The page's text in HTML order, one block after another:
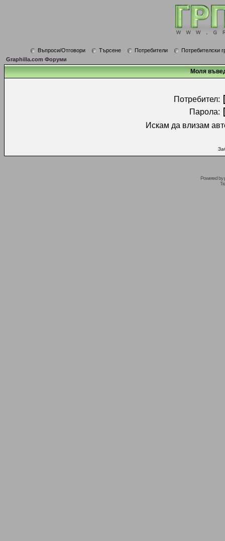
Въпроси/Отговори Търсене Потребители
Потребителски
Graphilla.com Форуми
Моля
Потребител:
Парола:
Искам да влизам
Powered by